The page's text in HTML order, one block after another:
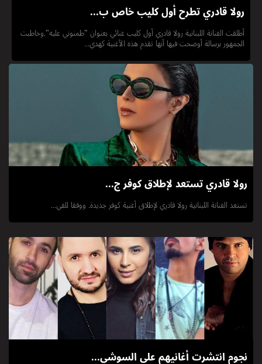
رولا قادري تطرح أول كليب خاص ب...
أطلقت الفنانة اللبنانية رولا قادري أول كليب غنائي بعنوان "طمنوني عليه".وخاطبت
الجمهور برسالة أوضحت فيها أنها تقدم هذه الأغنية كهدي...
رولا قادري تستعد لإطلاق كوفر ج...
تستعد الفنانة اللبنانية رولا قادري لإطلاق أغنية كوفر جديدة. ووفقا للفي...
نجوم انتشرت أغانيهم على السوشي...